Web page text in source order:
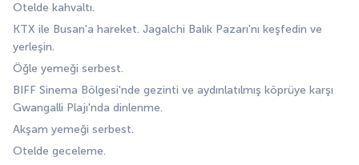
Otelde kahvaltı.
KTX ile Busan'a hareket. Jagalchi Balık Pazarı'nı keşfedin ve
yerleşin.
Öğle yemeği serbest.
BIFF Sinema Bölgesi'nde gezinti ve aydınlatılmış köprüye karşı
Gwangalli Plajı'nda dinlenme.
Akşam yemeği serbest.
Otelde geceleme.